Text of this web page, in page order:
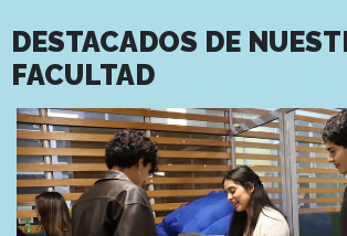
DESTACADOS DE
FACULTAD